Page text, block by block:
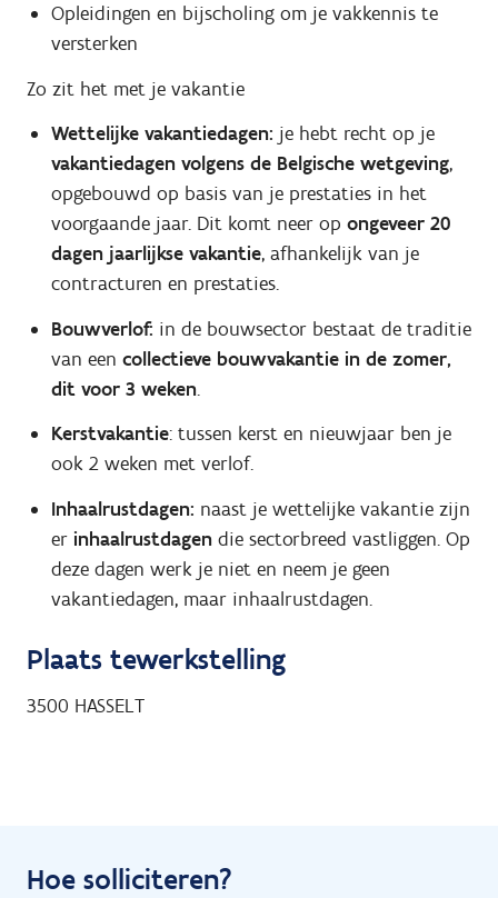
Opleidingen en bijscholing om je vakkennis te
versterken
Zo zit het met je vakantie
Wettelijke vakantiedagen: je hebt recht op je
vakantiedagen volgens de Belgische wetgeving,
opgebouwd op basis van je prestaties in het
voorgaande jaar. Dit komt neer op ongeveer 20
dagen jaarlijkse vakantie, afhankelijk van je
contracturen en prestaties.
Bouwverlof: in de bouwsector bestaat de traditie
van een collectieve bouwvakantie in de zomer,
dit voor 3 weken.
Kerstvakantie: tussen kerst en nieuwjaar ben je
ook 2 weken met verlof.
Inhaalrustdagen: naast je wettelijke vakantie zijn
er inhaalrustdagen die sectorbreed vastliggen. Op
deze dagen werk je niet en neem je geen
vakantiedagen, maar inhaalrustdagen.
Plaats tewerkstelling
3500 HASSELT
Hoe solliciteren?